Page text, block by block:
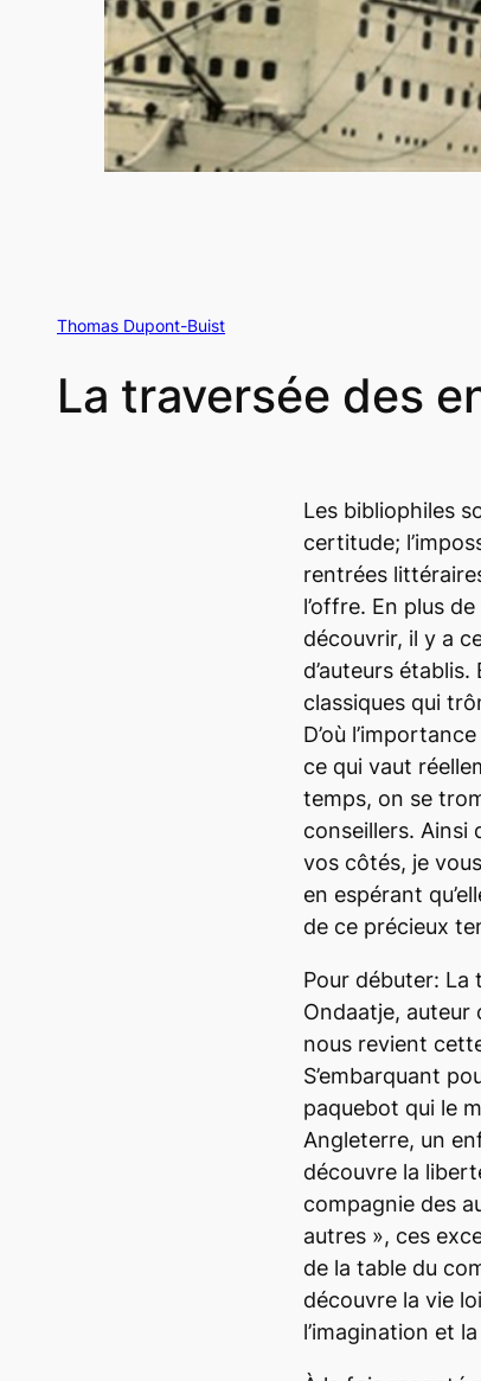
Thomas Dupont-Buist
La traversée des
Les bibliophiles
certitude;
rentrées
l’offre. En plus
découvrir, il y a
d’auteurs
classiques qui
D’où
ce qui vaut
temps, on se
conseillers. Ainsi
vos côtés, je
en espérant
de ce précieux
Pour débuter: La
Ondaatje, auteur
nous revient
S’embarquant
paquebot qui le
Angleterre, un
découvre la
compagnie des
autres », ces
de la table du
découvre la vie
l’imagination et